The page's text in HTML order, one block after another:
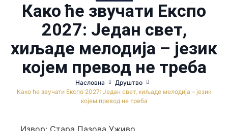
Како ће звучати Експо
2027: Један свет,
хиљаде мелодија – језик
којем превод не треба
Насловна
Друштво
Како ће звучати Експо 2027: Један свет, хиљаде мелодија – језик
којем превод не треба
Извор: Стара Пазова Уживо